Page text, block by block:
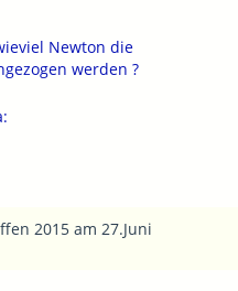
Newton die
werden ?
2015 am 27.Juni